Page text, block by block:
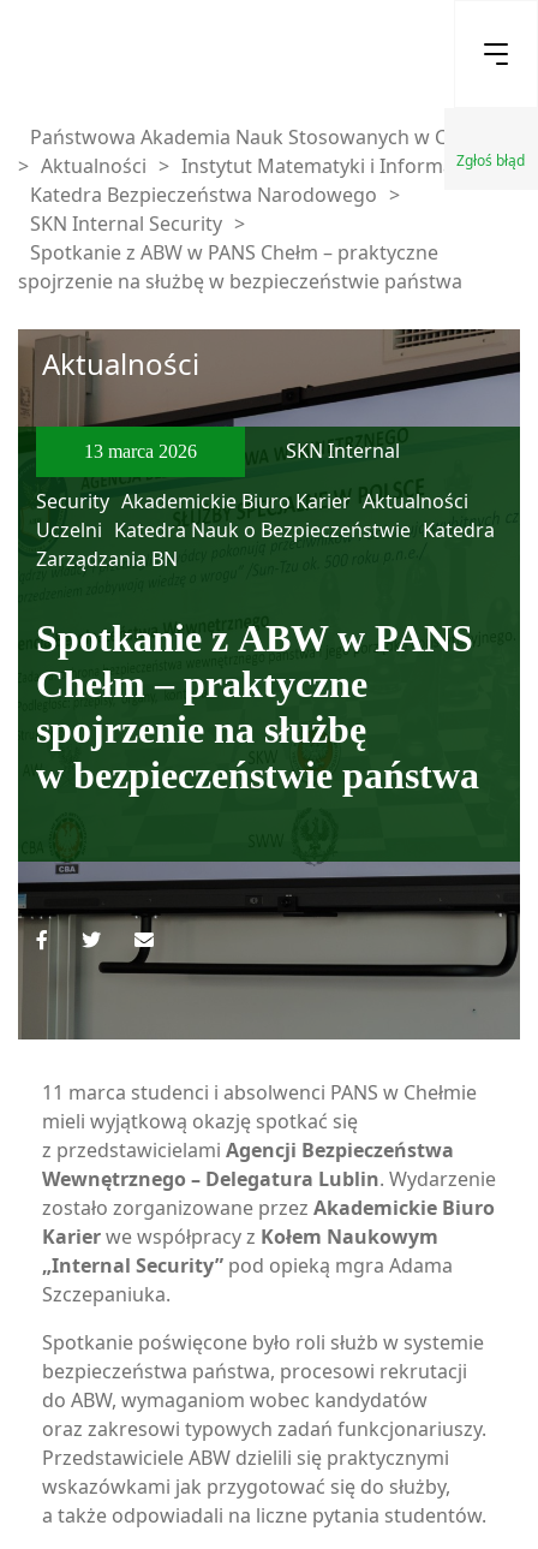
Zgłoś błąd
Państwowa Akademia Nauk Stosowanych w Chełmie
> Aktualności > Instytut Matematyki i Informatyki >
Katedra Bezpieczeństwa Narodowego >
SKN Internal Security >
Spotkanie z ABW w PANS Chełm – praktyczne
spojrzenie na służbę w bezpieczeństwie państwa
Aktualności
13 marca 2026
SKN Internal
Security Akademickie Biuro Karier Aktualności
Uczelni Katedra Nauk o Bezpieczeństwie Katedra
Zarządzania BN
Spotkanie z ABW w PANS
Chełm – praktyczne
spojrzenie na służbę
w bezpieczeństwie państwa
11 marca studenci i absolwenci PANS w Chełmie
mieli wyjątkową okazję spotkać się
z przedstawicielami Agencji Bezpieczeństwa
Wewnętrznego – Delegatura Lublin. Wydarzenie
zostało zorganizowane przez Akademickie Biuro
Karierwe współpracy z Kołem Naukowym
„Internal Security” pod opieką mgra Adama
Szczepaniuka.
Spotkanie poświęcone było roli służb w systemie
bezpieczeństwa państwa, procesowi rekrutacji
do ABW, wymaganiom wobec kandydatów
oraz zakresowi typowych zadań funkcjonariuszy.
Przedstawiciele ABW dzielili się praktycznymi
wskazówkami jak przygotować się do służby,
a także odpowiadali na liczne pytania studentów.